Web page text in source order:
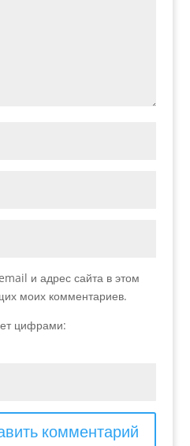
и адрес сайта в этом
моих комментариев.
цифрами: